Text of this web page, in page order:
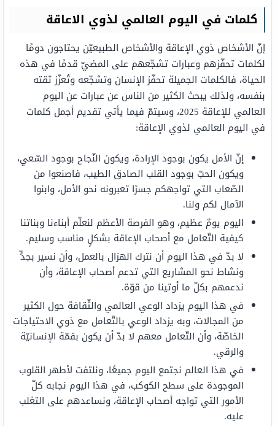
كلمات في اليوم العالمي لذوي الاعاقة
إنّ الأشخاص ذوي الإعاقة والأشخاص الطبيعيّن يحتاجون دومًا
لكلمات تحفّزهم وعبارات تشجّعهم على المضيّ قدمًا في هذه
الحياة، فالكلمات الجميلة تحفّز الإنسان وتشجّعه وتُعزّز ثقته
بنفسه، ولذلك يبحث الكثير من الناس عن عبارات عن اليوم
العالمي للإعاقة 2025، وسيتمّ فيما يأتي تقديم أجمل كلمات
في اليوم العالمي لذوي الإعاقة:
إنّ الأمل يكون بوجود الإرادة، ويكون النّجاح بوجود السّعي،
ويكون الحبّ بوجود القلب الصادق الطيب، فاصنعوا من
الصّعاب التي تواجهكم جسرًا تعبرونه نحو الأمل، وابنوا
الآمال لكم ولنا.
اليوم يومٌ عظيم، وهو الفرصة الأعظم لنعلّم أبناءنا وبناتنا
كيفية التّعامل مع أصحاب الإعاقة بشكلٍ مناسب وسليم.
لا بدّ في هذا اليوم أن نترك الهزال بالعمل، وأن نسير بجدٍّ
ونشاط نحو المشاريع التي تدعم أصحاب الإعاقة، وأن
ندعمهم بكلّ ما أوتينا من قوّة.
في هذا اليوم يزداد الوعي العالمي والثّقافة حول الكثير
من المجالات، وبه يزداد الوعي بالتّعامل مع ذوي الاحتياجات
الخاصّة، وأن التّعامل معهم لا بدّ أن يكون بقمّة الإنسانيّة
والرقي.
في هذا العالم نجتمع اليوم جميعًا، ونلتفت لأطهر القلوب
الموجودة على سطح الكوكب، في هذا اليوم نجابه كلّ
الأمور التي تواجه أصحاب الإعاقة، ونساعدهم على التغلب
عليه.